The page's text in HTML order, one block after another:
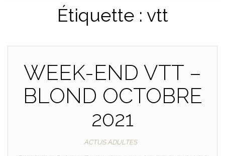
Étiquette : vtt
WEEK-END VTT –
BLOND OCTOBRE
2021
ACTUS ADULTES